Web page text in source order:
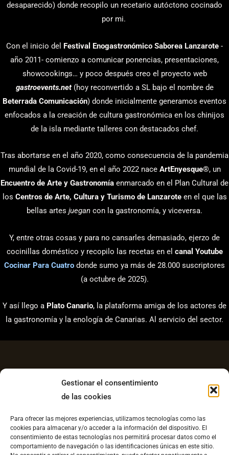
Gestionar el consentimiento
de las cookies
Para ofrecer las mejores experiencias, utilizamos tecnologías como las
cookies para almacenar y/o acceder a la información del dispositivo. El
consentimiento de estas tecnologías nos permitirá procesar datos como el
comportamiento de navegación o las identificaciones únicas en este sitio.
desaparecido) donde recopilo un recetario autóctono cocinado
por mi.
Con el inicio del Festival Enogastronómico Saborea Lanzarote -
año 2011- comienzo a comunicar ponencias, presentaciones,
showcookings… y poco después creo el proyecto web
gastroevents.net(hoy reconvertido a SL bajo el nombre de
Beterrada Comunicación) donde inicialmente generamos eventos
enfocados a la creación de cultura gastronómica en los chinijos
de la isla mediante talleres con destacados chef.
Tras abortarse en el año 2020, como consecuencia de la pandemia
mundial de la Covid-19, en el año 2022 nace ArtEnyesque®, un
Encuentro de Arte y Gastronomía enmarcado en el Plan Cultural de
los Centros de Arte, Cultura y Turismo de Lanzaroteen el que las
bellas artes juegan con la gastronomía, y viceversa.
Y, entre otras cosas y para no cansarles demasiado, ejerzo de
cocinillas doméstico y recopilo las recetas en el canal Youtube
Cocinar Para Cuatro donde sumo ya más de 28.000 suscriptores
(a octubre de 2025).
Y así llego a Plato Canario, la plataforma amiga de los actores de
la gastronomía y la enología de Canarias. Al servicio del sector.
Política de Privacidad
Contacto